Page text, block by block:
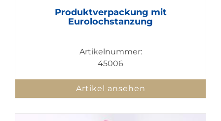
Produktverpackung mit
Eurolochstanzung
Artikelnummer:
45006
Artikel ansehen